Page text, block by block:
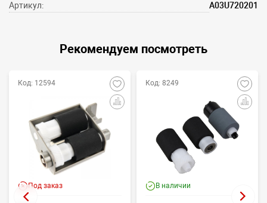
Артикул: A03U720201
Рекомендуем посмотреть
Код: 12594
Под заказ
Код: 8249
В наличии